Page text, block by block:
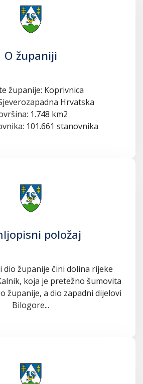
O županiji
županije: Koprivnica
Hrvatska
1.748 km2
101.661 stanovnika
položaj
dio županije čini dolina rijeke
koja je pretežno šumovita
županije, a dio zapadni dijelovi
Bilogore...